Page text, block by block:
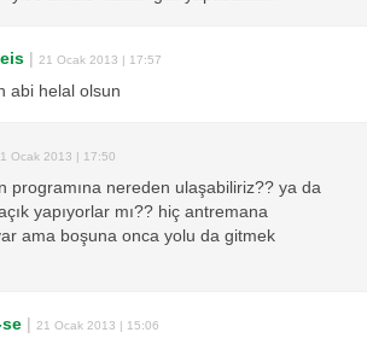
| 21 Ocak 2013 | 17:57
abi helal olsun
Ocak 2013 | 17:50
programına nereden ulaşabiliriz?? ya da
yapıyorlar mı?? hiç antremana
ama boşuna onca yolu da gitmek
| 21 Ocak 2013 | 15:06